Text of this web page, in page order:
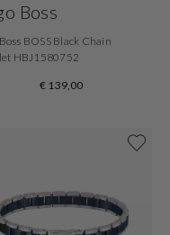
Boss
BOSS Black Chain
HBJ1580752
€ 139,00